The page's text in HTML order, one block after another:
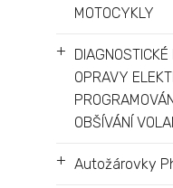
MOTOCYKLY
+ DIAGNOSTICKÉ
OPRAVY
OBŠÍVÁNÍ
+ Autožárovky